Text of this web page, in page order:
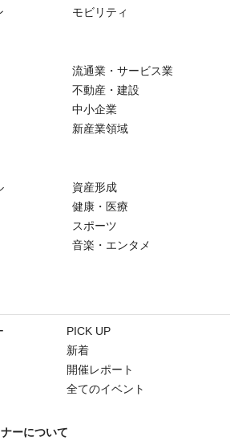
モビリティ
流通業・サービス業
不動産・建設
中小企業
新産業領域
資産形成
健康・医療
スポーツ
音楽・エンタメ
PICK UP
新着
開催レポート
全てのイベント
ーについて